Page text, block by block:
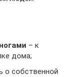
– к
дома;
о собственной